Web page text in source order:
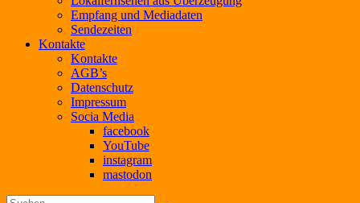
Empfang und Mediadaten
Sendezeiten
Kontakte
Kontakte
AGB’s
Datenschutz
Impressum
Socia Media
facebook
YouTube
instagram
mastodon